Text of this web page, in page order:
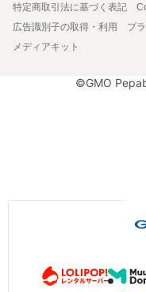
特定商取引法に基づく表記
広告識別子の取得・利用
プ
メディアキット
©GMO